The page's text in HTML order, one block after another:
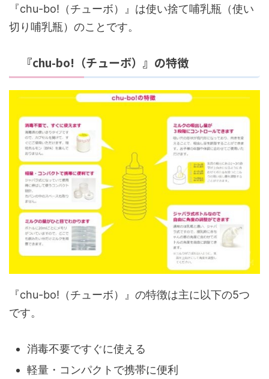
『chu-bo!（チューボ）』は使い捨て哺乳瓶（使い
切り哺乳瓶）のことです。
『chu-bo!（チューボ）』の特徴
『chu-bo!（チューボ）』の特徴は主に以下の5つ
です。
消毒不要ですぐに使える
軽量・コンパクトで携帯に便利